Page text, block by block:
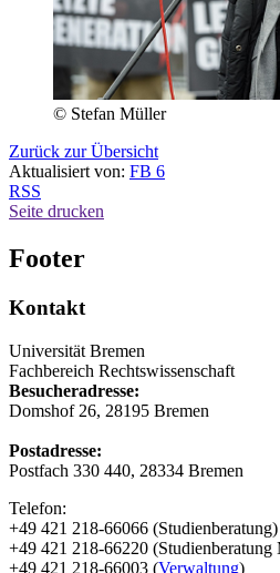
© Stefan Müller
Zurück zur Übersicht
Aktualisiert von: FB 6
RSS
Seite drucken
Footer
Kontakt
Universität Bremen
Fachbereich Rechtswissenschaft
Besucheradresse:
Domshof 26, 28195 Bremen
Postadresse:
Postfach 330 440, 28334 Bremen
Telefon:
+49 421 218-66066 (Studienberatung)
+49 421 218-66220 (Studienberatung
+49 421 218-66003 (Verwaltung)